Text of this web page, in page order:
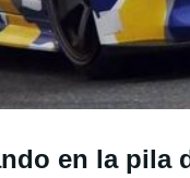
en la pila